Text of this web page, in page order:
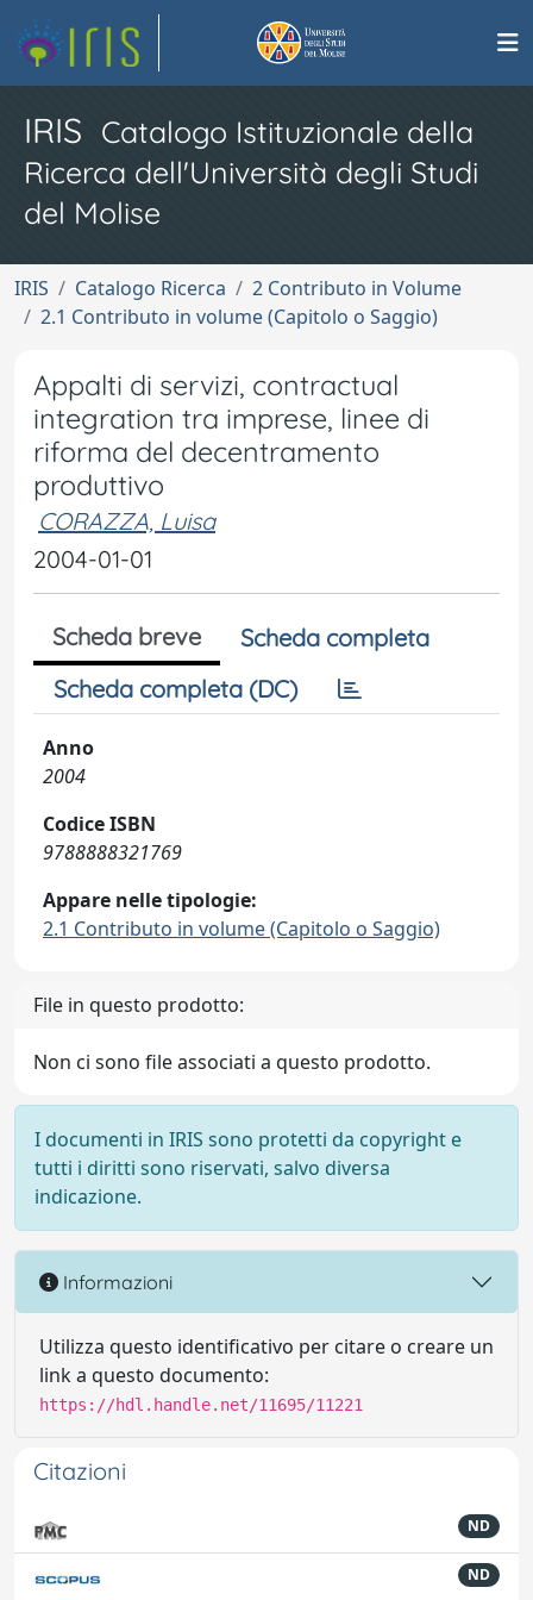
IRIS Catalogo Istituzionale della
Ricerca dell'Università degli Studi
del Molise
IRIS Catalogo Ricerca
2 Contributo in Volume
2.1 Contributo in volume (Capitolo o Saggio)
Appalti di servizi, contractual
integration tra imprese, linee di
riforma del decentramento
produttivo
CORAZZA, Luisa
2004-01-01
Scheda breve
Scheda completa
Scheda completa (DC)
Anno
2004
Codice ISBN
9788888321769
Appare nelle tipologie:
2.1 Contributo in volume (Capitolo o Saggio)
File in questo prodotto:
Non ci sono file associati a questo prodotto.
I documenti in IRIS sono protetti da copyright e
tutti i diritti sono riservati, salvo diversa
indicazione.
Informazioni
Utilizza questo identificativo per citare o creare un
link a questo documento:
https://hdl.handle.net/11695/11221
Citazioni
ND
ND